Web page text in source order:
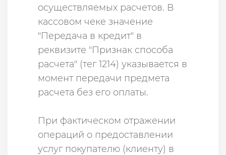
осуществляемых расчетов. В
кассовом чеке значение
"Передача в кредит" в
реквизите "Признак способа
расчета" (тег 1214) указывается в
момент передачи предмета
расчета без его оплаты.
При фактическом отражении
операций о предоставлении
услуг покупателю (клиенту) в